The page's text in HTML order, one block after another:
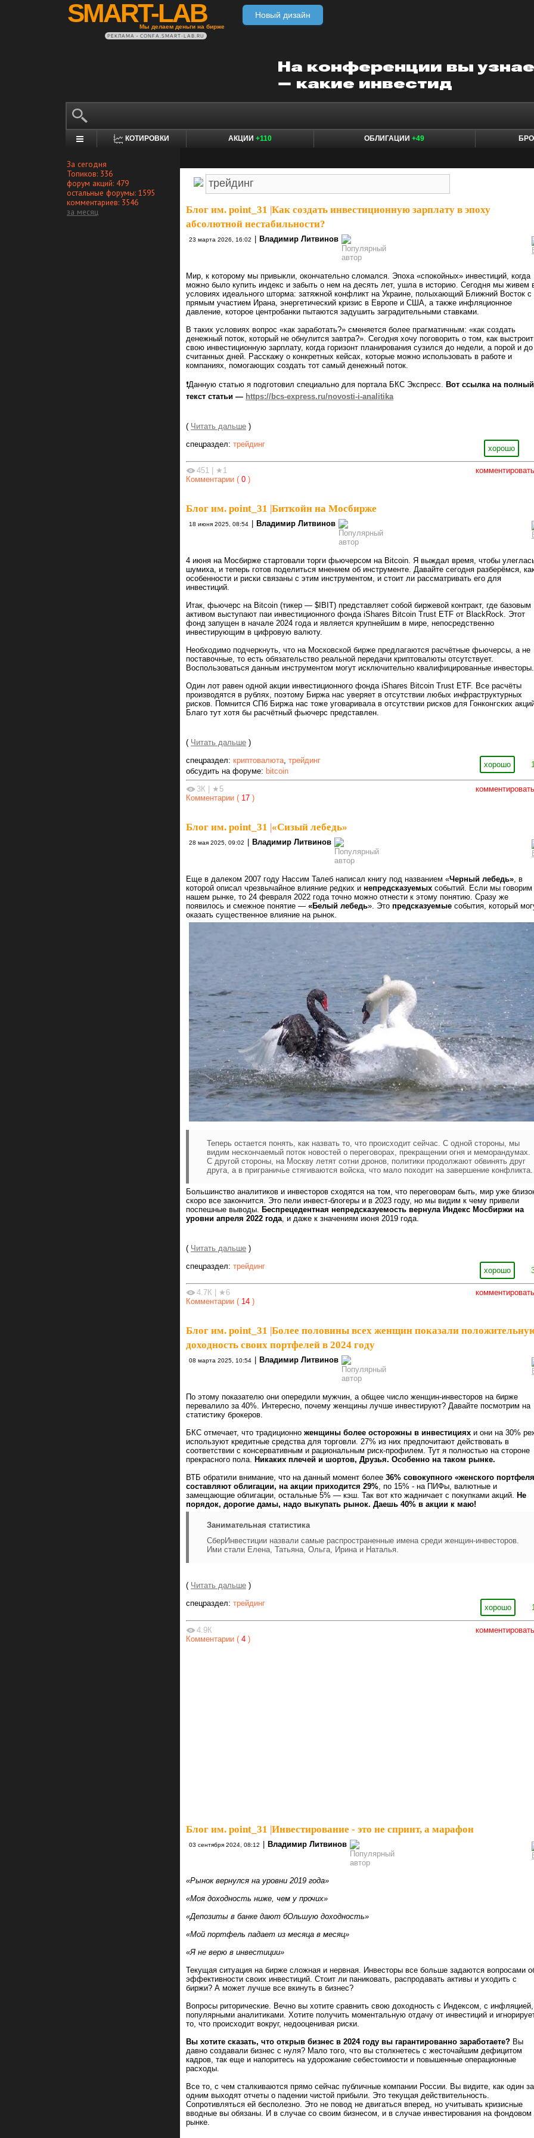
SMART-LAB
Мы делаем деньги на бирже
Новый дизайн
РЕКЛАМА • CONFA.SMART-LAB.RU
КОТИРОВКИ АКЦИИ +110 ОБЛИГАЦИИ +49
За сегодня
Топиков: 336
форум акций: 479
остальные форумы: 1595
комментариев: 3546
за месяц
Блог им. point_31 Как создать инвестиционную зарплату в эпоху
абсолютной нестабильности?
23 марта 2026, 16:02 Владимир Литвинов
Мир, к которому мы привыкли, окончательно сломался. Эпоха «спокойных» инвестиций, когда
можно было купить индекс и забыть о нем на десять лет, ушла в историю. Сегодня мы живем
условиях идеального шторма: затяжной конфликт на Украине, полыхающий Ближний Восток с
прямым участием Ирана, энергетический кризис в Европе и США, а также инфляционное
давление, которое центробанки пытаются задушить заградительными ставками.
В таких условиях вопрос «как заработать?» сменяется более прагматичным: «как создать
денежный поток, который не обнулится завтра?». Сегодня хочу поговорить о том, как
свою инвестиционную зарплату, когда горизонт планирования сузился до недели, а порой и до
считанных дней. Расскажу о конкретных кейсах, которые можно использовать в работе и
компаниях, помогающих создать тот самый денежный поток.
❗️Данную статью я подготовил специально для портала БКС Экспресс. Вот ссылка на полный
текст статьи — https://bcs-express.ru/novosti-i-analitika
( Читать дальше )
хорошо
спецраздел: трейдинг
комментировать
451
★1
Комментарии ( 0 )
Блог им. point_31 Биткойн на Мосбирже
18 июня 2025, 08:54 Владимир Литвинов
4 июня на Мосбирже стартовали торги фьючерсом на Bitcoin. Я выждал время, чтобы
шумиха, и теперь готов поделиться мнением об инструменте. Давайте сегодня разберёмся,
особенности и риски связаны с этим инструментом, и стоит ли рассматривать его для
инвестиций.
Итак, фьючерс на Bitcoin (тикер — $IBIT) представляет собой биржевой контракт, где базовым
активом выступают паи инвестиционного фонда iShares Bitcoin Trust ETF от BlackRock. Этот
фонд запущен в начале 2024 года и является крупнейшим в мире, непосредственно
инвестирующим в цифровую валюту.
Необходимо подчеркнуть, что на Московской бирже предлагаются расчётные фьючерсы, а не
поставочные, то есть обязательство реальной передачи криптовалюты отсутствует.
Воспользоваться данным инструментом могут исключительно квалифицированные инвесторы.
Один лот равен одной акции инвестиционного фонда iShares Bitcoin Trust ETF. Все расчёты
производятся в рублях, поэтому Биржа нас уверяет в отсутствии любых инфраструктурных
рисков. Помнится СПб Биржа нас тоже уговаривала в отсутствии рисков для Гонконгских
Благо тут хотя бы расчётный фьючерс представлен.
( Читать дальше )
хорошо
спецраздел: криптовалюта трейдинг
обсудить на форуме: bitcoin
комментировать
3К
★5
Комментарии ( 17 )
Блог им. point_31 «Сизый лебедь»
28 мая 2025, 09:02 Владимир Литвинов
Еще в далеком 2007 году Нассим Талеб написал книгу под названием «Черный лебедь» , в
которой описал чрезвычайное влияние редких и непредсказуемых событий. Если мы говорим
нашем рынке, то 24 февраля 2022 года точно можно отнести к этому понятию. Сразу же
появилось и смежное понятие — «Белый лебедь». Это предсказуемые события, который
оказать существенное влияние на рынок.
Теперь остается понять, как назвать то, что происходит сейчас. С одной стороны, мы
видим нескончаемый поток новостей о переговорах, прекращении огня и меморандумах.
С другой стороны, на Москву летят сотни дронов, политики продолжают обвинять друг
друга, а в приграничье стягиваются войска, что мало походит на завершение конфликта.
Большинство аналитиков и инвесторов сходятся на том, что переговорам быть, мир уже
скоро все закончится. Это пели инвест-блогеры и в 2023 году, но мы видим к чему привели
поспешные выводы. Беспрецедентная непредсказуемость вернула Индекс Мосбиржи на
уровни апреля 2022 года , и даже к значениям июня 2019 года.
( Читать дальше )
хорошо
спецраздел: трейдинг
комментировать
4.7К
★6
Комментарии ( 14 )
Блог им. point_31 Более половины всех женщин показали
доходность своих портфелей в 2024 году
08 марта 2025, 10:54 Владимир Литвинов
По этому показателю они опередили мужчин, а общее число женщин-инвесторов на бирже
перевалило за 40%. Интересно, почему женщины лучше инвестируют? Давайте посмотрим на
статистику брокеров.
БКС отмечает, что традиционно женщины более осторожны в инвестициях и они на 30%
используют кредитные средства для торговли. 27% из них предпочитают действовать в
соответствии с консервативным и рациональным риск-профилем. Тут я полностью на стороне
прекрасного пола. Никаких плечей и шортов, Друзья. Особенно на таком рынке.
ВТБ обратили внимание, что на данный момент более 36% совокупного «женского
составляют облигации, на акции приходится 29% , по 15% - на ПИФы, валютные и
замещающие облигации, остальные 5% — кэш. Так вот кто жадничает с покупками акций. Не
порядок, дорогие дамы, надо выкупать рынок. Даешь 40% в акции к маю!
Занимательная статистика
СберИнвестиции назвали самые распространенные имена среди женщин-инвесторов.
Ими стали Елена, Татьяна, Ольга, Ирина и Наталья.
( Читать дальше )
хорошо
спецраздел: трейдинг
комментировать
4.9К
Комментарии ( 4 )
Блог им. point_31 |Инвестирование - это не спринт, а марафон
03 сентября 2024, 08:12 | Владимир Литвинов
«Рынок вернулся на уровни 2019 года»
«Моя доходность ниже, чем у прочих»
«Депозиты в банке дают бОльшую доходность»
«Мой портфель падает из месяца в месяц»
«Я не верю в инвестиции»
Текущая ситуация на бирже сложная и нервная. Инвесторы все больше задаются вопросами
эффективности своих инвестиций. Стоит ли паниковать, распродавать активы и уходить с
биржи? А может лучше все вкинуть в бизнес?
Вопросы риторические. Вечно вы хотите сравнить свою доходность с Индексом, с
популярными аналитиками. Хотите получить моментальную отдачу от инвестиций и
то, что происходит вокруг, недооценивая риски.
Вы хотите сказать, что открыв бизнес в 2024 году вы гарантированно заработаете? Вы
давно создавали бизнес с нуля? Мало того, что вы столкнетесь с жесточайшим дефицитом
кадров, так еще и напоритесь на удорожание себестоимости и повышенные операционные
расходы.
Все то, с чем сталкиваются прямо сейчас публичные компании России. Вы видите, как один за
одним выходят отчеты о падении чистой прибыли. Это текущая действительность.
Сопротивляться ей бесполезно. Это не повод не двигаться вперед, но учитывать кризисные
вводные вы обязаны. И в случае со своим бизнесом, и в случае инвестирования на фондовом
рынке.